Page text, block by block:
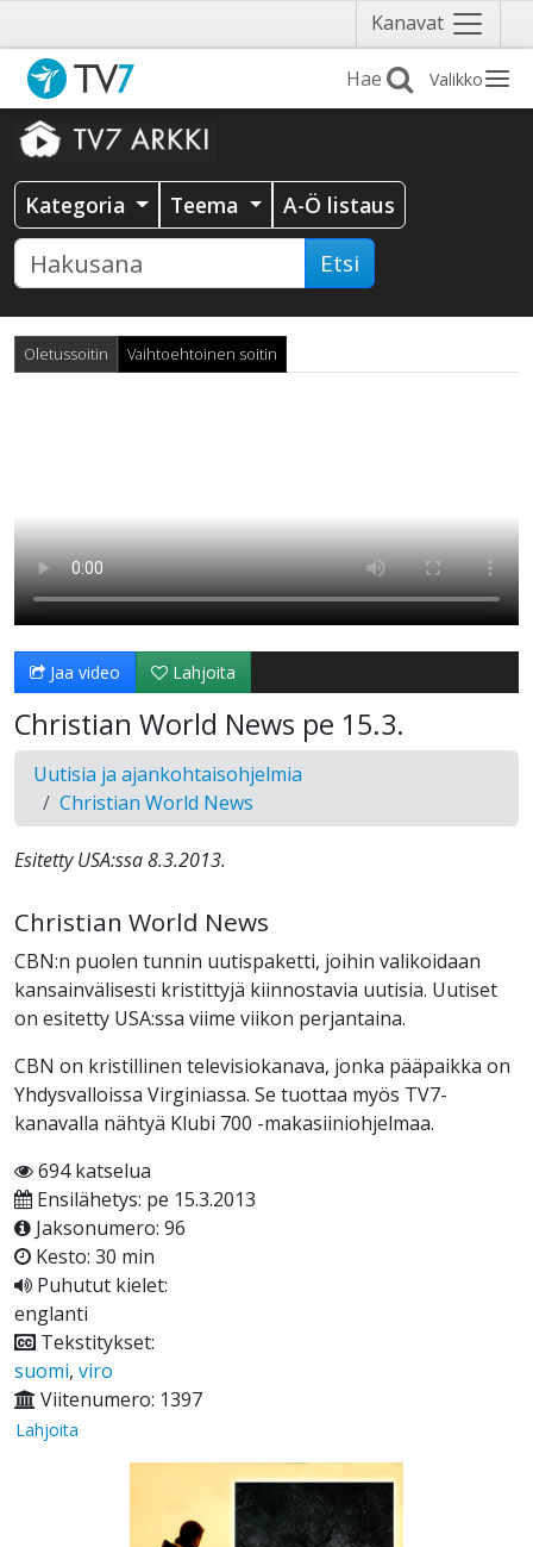
Kanavat Näytä
valikko
Valikko
Kategoria Teema A-Ö listaus
Etsi
Oletussoitin Vaihtoehtoinen soitin
Jaa video Lahjoita
Christian World News pe 15.3.
Uutisia ja ajankohtaisohjelmia
Christian World News
Esitetty USA:ssa 8.3.2013.
Christian World News
CBN:n puolen tunnin uutispaketti, joihin valikoidaan
kansainvälisesti kristittyjä kiinnostavia uutisia. Uutiset
on esitetty USA:ssa viime viikon perjantaina.
CBN on kristillinen televisiokanava, jonka pääpaikka on
Yhdysvalloissa Virginiassa. Se tuottaa myös TV7-
kanavalla nähtyä Klubi 700 -makasiiniohjelmaa.
694 katselua
Ensilähetys: pe 15.3.2013
Jaksonumero: 96
Kesto: 30 min
Puhutut kielet:
englanti
Tekstitykset:
suomi, viro
Viitenumero: 1397
Lahjoita